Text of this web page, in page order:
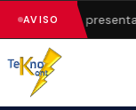
AVISO
Dahuaestán